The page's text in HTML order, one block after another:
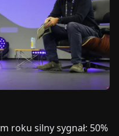
roku silny sygnał: 50%